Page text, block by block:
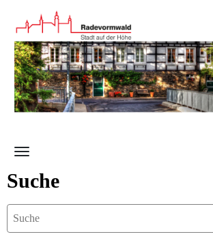
Zum Hauptinhalt springen
Suche